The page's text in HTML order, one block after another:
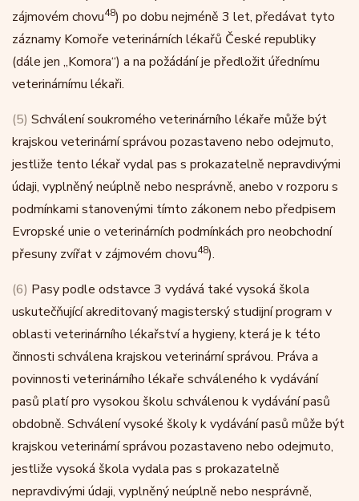
zájmovém chovu48) po dobu nejméně 3 let, předávat tyto
záznamy Komoře veterinárních lékařů České republiky
(dále jen „Komora“) a na požádání je předložit úřednímu
veterinárnímu lékaři.
(5) Schválení soukromého veterinárního lékaře může být
krajskou veterinární správou pozastaveno nebo odejmuto,
jestliže tento lékař vydal pas s prokazatelně nepravdivými
údaji, vyplněný neúplně nebo nesprávně, anebo v rozporu s
podmínkami stanovenými tímto zákonem nebo předpisem
Evropské unie o veterinárních podmínkách pro neobchodní
přesuny zvířat v zájmovém chovu48).
(6) Pasy podle odstavce 3 vydává také vysoká škola
uskutečňující akreditovaný magisterský studijní program v
oblasti veterinárního lékařství a hygieny, která je k této
činnosti schválena krajskou veterinární správou. Práva a
povinnosti veterinárního lékaře schváleného k vydávání
pasů platí pro vysokou školu schválenou k vydávání pasů
obdobně. Schválení vysoké školy k vydávání pasů může být
krajskou veterinární správou pozastaveno nebo odejmuto,
jestliže vysoká škola vydala pas s prokazatelně
nepravdivými údaji, vyplněný neúplně nebo nesprávně,